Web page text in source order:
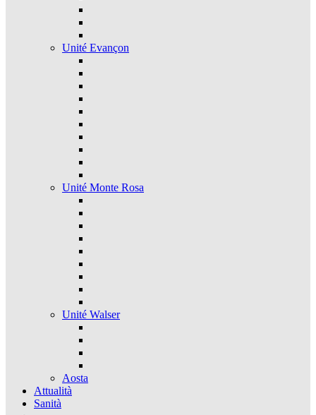
Unité Evançon
Unité Monte Rosa
Unité Walser
Aosta
Attualità
Sanità